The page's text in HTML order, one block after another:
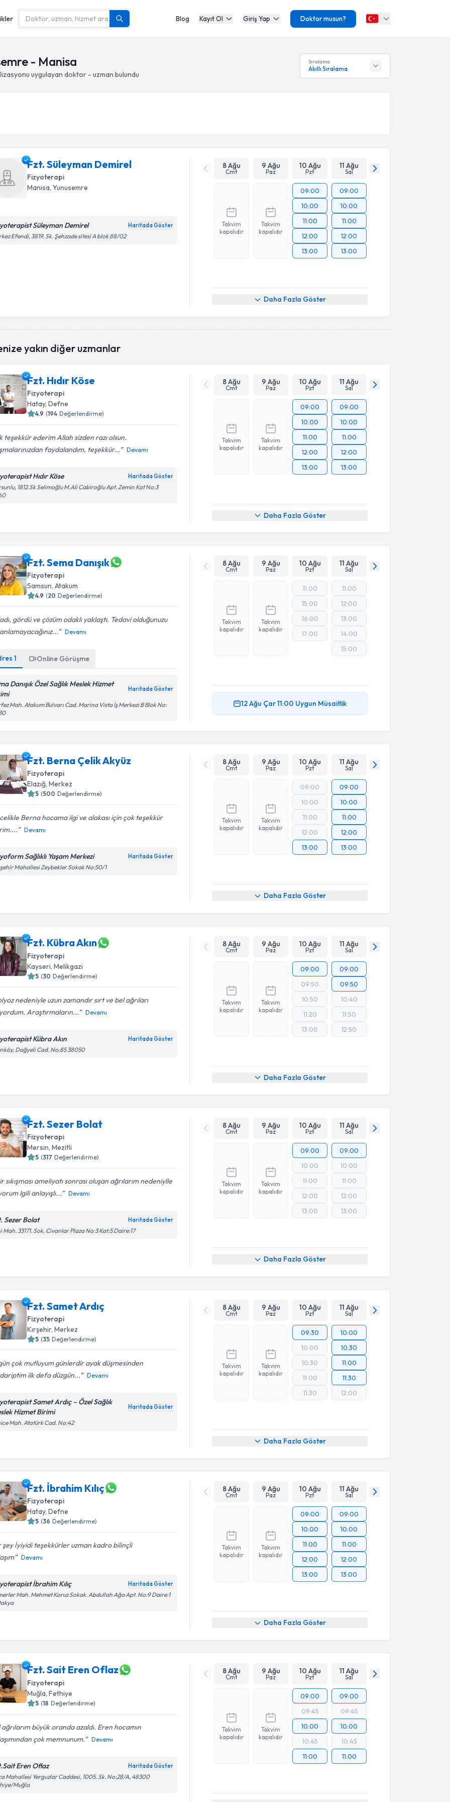
Blog Kayıt Ol Giriş Yap Doktor musun?
- Manisa
uygulayan doktor - uzman bulundu
Sıralama
Akıllı Sıralama
Fzt. Süleyman Demirel
Fizyoterapi
Manisa, Yunusemre
Süleyman Demirel Haritada Göster
Efendi, 3819. Sk. Şehzade sitesi A blok 88/02
8 Ağu
Cmt
9 Ağu
Paz
10 Ağu
Pzt
11 Ağu
Sal
Takvim
kapalıdır
Takvim
kapalıdır
09:00
10:00
11:00
12:00
13:00
09:00
10:00
11:00
12:00
13:00
Daha Fazla Göster
yakın diğer uzmanlar
Fzt. Hıdır Köse
Fizyoterapi
Hatay, Defne
4.9 (194 Değerlendirme)
teşekkür ederim Allah sizden razı olsun.
faydalandım, teşekkür...
Devamı
Hıdır Köse Haritada Göster
1812.Sk Selimoğlu M.Ali Cabiroğlu Apt. Zemin Kat No:3
8 Ağu
Cmt
9 Ağu
Paz
10 Ağu
Pzt
11 Ağu
Sal
Takvim
kapalıdır
Takvim
kapalıdır
09:00
10:00
11:00
12:00
13:00
09:00
10:00
11:00
12:00
13:00
Daha Fazla Göster
Fzt. Sema Danışık
Fizyoterapi
Samsun, Atakum
4.9 (20 Değerlendirme)
gördü ve çözüm odaklı yaklaştı. Tedavi olduğunuzu
Devamı
1 Online Görüşme
Danışık Özel Sağlık Meslek Hizmet
Haritada Göster
Mah. Atakum Bulvarı Cad. Marina Vista İş Merkezi B Blok No:
8 Ağu
Cmt
9 Ağu
Paz
10 Ağu
Pzt
11 Ağu
Sal
Takvim
kapalıdır
Takvim
kapalıdır
11:00
15:00
16:00
17:00
11:00
12:00
13:00
14:00
15:00
12 Ağu Çar11:00 Uygun Müsaitlik
Fzt. Berna Çelik Akyüz
Fizyoterapi
Elazığ, Merkez
5 (500 Değerlendirme)
Berna hocama ilgi ve alakası için çok teşekkür
Devamı
Sağlıklı Yaşam Merkezi Haritada Göster
Mahallesi Zeybekler Sokak No:50/1
8 Ağu
Cmt
9 Ağu
Paz
10 Ağu
Pzt
11 Ağu
Sal
Takvim
kapalıdır
Takvim
kapalıdır
09:00
10:00
11:00
12:00
13:00
09:00
10:00
11:00
12:00
13:00
Daha Fazla Göster
Fzt. Kübra Akın
Fizyoterapi
Kayseri , Melikgazi
5 (30 Değerlendirme)
nedeniyle uzun zamandır sırt ve bel ağrıları
Araştırmaların...
Devamı
Kübra Akın Haritada Göster
Dağyeli Cad. No:85 38050
8 Ağu
Cmt
9 Ağu
Paz
10 Ağu
Pzt
11 Ağu
Sal
Takvim
kapalıdır
Takvim
kapalıdır
09:00
09:50
10:50
11:20
13:00
09:00
09:50
10:40
11:50
12:50
Daha Fazla Göster
Fzt. Sezer Bolat
Fizyoterapi
Mersin, Mezitli
5 (317 Değerlendirme)
sıkışması ameliyatı sonrası oluşan ağrılarım nedeniylle
lgili anlayışlı...
Devamı
Sezer Bolat Haritada Göster
Mah. 33171. Sok. Civanlar Plaza No:3 Kat:5 Daire:17
8 Ağu
Cmt
9 Ağu
Paz
10 Ağu
Pzt
11 Ağu
Sal
Takvim
kapalıdır
Takvim
kapalıdır
09:00
10:00
11:00
12:00
13:00
09:00
10:00
11:00
12:00
13:00
Daha Fazla Göster
Fzt. Samet Ardıç
Fizyoterapi
Kırşehir, Merkez
5 (35 Değerlendirme)
çok mutluyum günlerdir ayak düşmesinden
ilk defa düzgün...
Devamı
Samet Ardıç – Özel Sağlık
Hizmet Birimi
Haritada Göster
Mah. Atatürk Cad. No:42
8 Ağu
Cmt
9 Ağu
Paz
10 Ağu
Pzt
11 Ağu
Sal
Takvim
kapalıdır
Takvim
kapalıdır
09:30
10:00
10:30
11:00
11:30
10:00
10:30
11:00
11:30
12:00
Daha Fazla Göster
Fzt. İbrahim Kılıç
Fizyoterapi
Hatay, Defne
5 (36 Değerlendirme)
şey İyiyidi teşekkürler uzman kadro bilinçli
Devamı
İbrahim Kılıç Haritada Göster
Mah. Mehmet Koruz Sokak. Abdullah Ağa Apt. No:9 Daire:1
8 Ağu
Cmt
9 Ağu
Paz
10 Ağu
Pzt
11 Ağu
Sal
Takvim
kapalıdır
Takvim
kapalıdır
09:00
10:00
11:00
12:00
13:00
09:00
10:00
11:00
12:00
13:00
Daha Fazla Göster
Fzt. Sait Eren Oflaz
Fizyoterapi
Muğla , Fethiye
5 (18 Değerlendirme)
büyük oranda azaldı. Eren hocamın
çok memnunum.
Devamı
Eren Oflaz Haritada Göster
Mahallesi Yerguzlar Caddesi, 1005. Sk. No:28/A, 48300
Muğla
8 Ağu
Cmt
9 Ağu
Paz
10 Ağu
Pzt
11 Ağu
Sal
Takvim
kapalıdır
Takvim
kapalıdır
09:00
09:45
10:00
10:45
11:00
09:00
09:45
10:00
10:45
11:00